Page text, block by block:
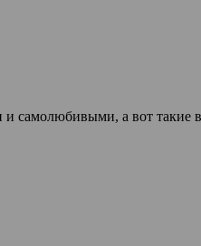
самолюбивыми, а вот такие